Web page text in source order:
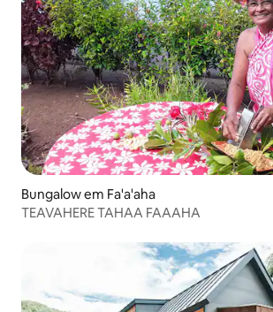
Bungalow em Fa'a'aha
TEAVAHERE TAHAA FAAAHA